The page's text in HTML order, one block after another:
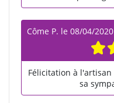
Côme P. le 08/04/2020
Félicitation à
sa